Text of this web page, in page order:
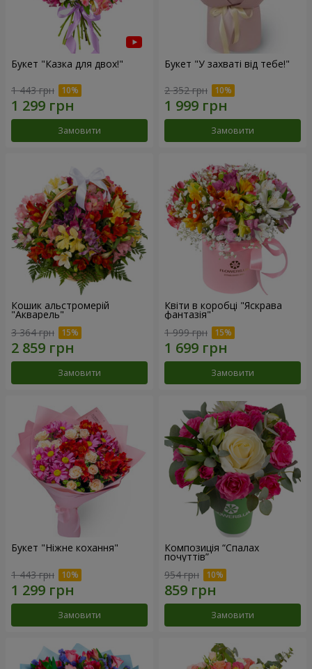
Букет "Казка для двох!"
1 443 грн
Замовити
Букет "У захваті від тебе!"
2 352 грн
Замовити
Кошик альстромерій
"Акварель"
3 364 грн
Замовити
Квіти в коробці "Яскрава
фантазія"
1 999 грн
Замовити
Букет "Ніжне кохання"
1 443 грн
Замовити
Композиція “Спалах
почуттів”
954 грн
Замовити